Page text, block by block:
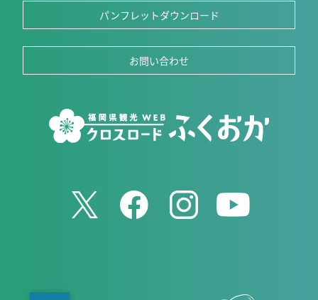
パンフレットダウンロード
お問い合わせ